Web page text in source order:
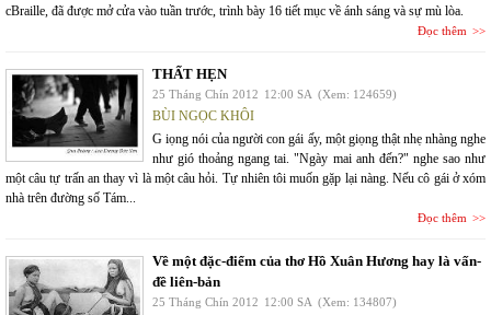
cBraille, đã được mở cửa vào tuần trước, trình bày 16 tiết mục về ánh sáng và sự mù lòa.
Đọc thêm
THẤT HẸN
25 Tháng Chín 2012 12:00 SA (Xem: 124659)
BÙI NGỌC KHÔI
G iọng nói của người con gái ấy, một giọng thật nhẹ nhàng nghe
như gió thoảng ngang tai. "Ngày mai anh đến?" nghe sao như
một câu tự trấn an thay vì là một câu hỏi. Tự nhiên tôi muốn gặp lại nàng. Nếu cô gái ở xóm
nhà trên đường số Tám...
Đọc thêm
Về một đặc-điểm của thơ Hồ Xuân Hương hay là vấn-
đề liên-bản
25 Tháng Chín 2012 12:00 SA (Xem: 134807)